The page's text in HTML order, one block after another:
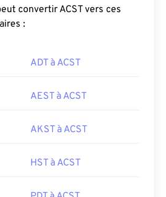
convertir ACST vers ces
:
ADT à ACST
AEST à ACST
AKST à ACST
HST à ACST